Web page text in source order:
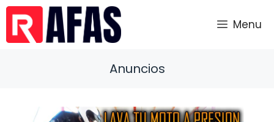
Saltar
contenido
Menu
Anuncios